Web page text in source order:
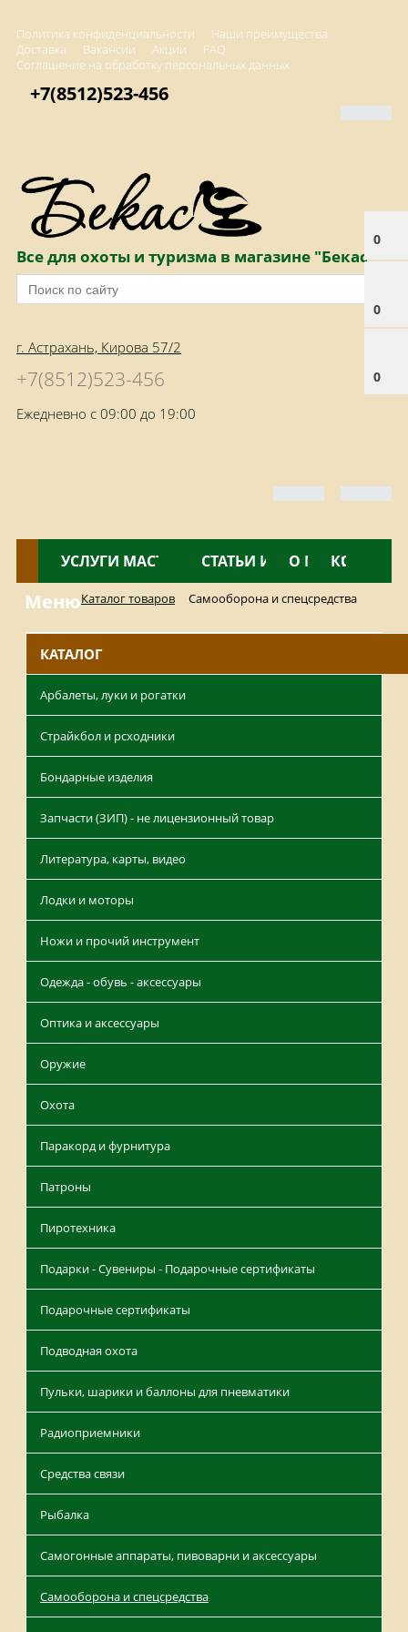
Политика конфиденциальности
Наши преимущества
Доставка
Вакансии Акции
FAQ
Соглашение на обработку персональных данных
0
0
0
+7(8512)523-456
Все для охоты и туризма в магазине "Бекас"
г. Астрахань, Кирова 57/2
+7(8512)523-456
Ежедневно с 09:00 до 19:00
КАТАЛОГ
УСЛУГИ МАСТЕРСКОЙНОВОСТИ
СТАТЬИ И ОБЗОРЫ
О МАГАЗИНЕ
МенюКаталог товаров Самооборона и спецсредства
КАТАЛОГ
Арбалеты, луки и рогатки
Страйкбол и рсходники
Бондарные изделия
Запчасти (ЗИП) - не лицензионный товар
Литература, карты, видео
Лодки и моторы
Ножи и прочий инструмент
Одежда - обувь - аксессуары
Оптика и аксессуары
Оружие
Охота
Паракорд и фурнитура
Патроны
Пиротехника
Подарки - Сувениры - Подарочные сертификаты
Подарочные сертификаты
Подводная охота
Пульки, шарики и баллоны для пневматики
Радиоприемники
Средства связи
Рыбалка
Самогонные аппараты, пивоварни и аксессуары
Самооборона и спецсредства